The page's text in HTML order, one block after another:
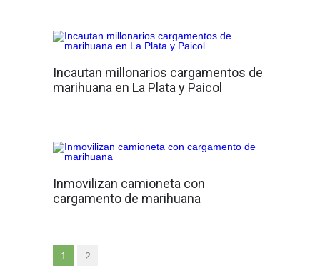
Incautan millonarios cargamentos de
marihuana en La Plata y Paicol
Inmovilizan camioneta con
cargamento de marihuana
1 2